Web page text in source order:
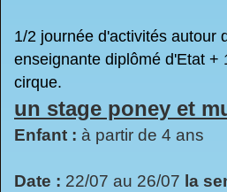
1/2 journée d'activités autour
enseignante diplômé d'Etat +
cirque.
un stage poney et
Enfant : à partir de 4 ans
Date : 22/07 au 26/07 la